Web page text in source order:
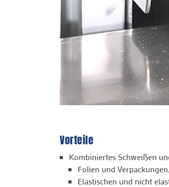
Vorteile
Kombiniertes Schweißen
Folien und
Elastischen und nicht